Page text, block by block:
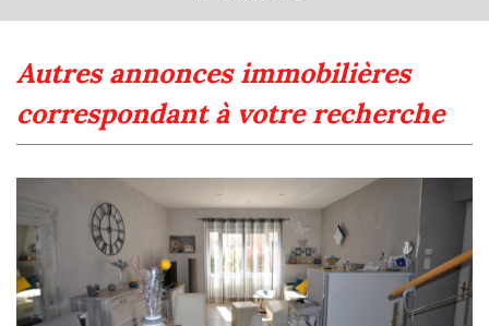
autres annonces immobilières
correspondant à votre recherche